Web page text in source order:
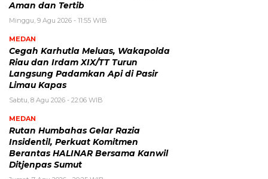
Aman dan Tertib
Minggu, 9 Agu 2026 - 11:55 WIB
MEDAN
Cegah Karhutla Meluas, Wakapolda
Riau dan Irdam XIX/TT Turun
Langsung Padamkan Api di Pasir
Limau Kapas
Sabtu, 8 Agu 2026 - 22:06 WIB
MEDAN
Rutan Humbahas Gelar Razia
Insidentil, Perkuat Komitmen
Berantas HALINAR Bersama Kanwil
Ditjenpas Sumut